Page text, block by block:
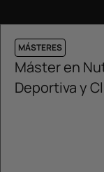
MÁSTERES
Máster en
Deportiva y